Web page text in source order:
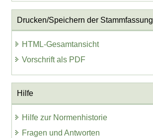
Drucken/Speichern der Stammfassung
HTML-Gesamtansicht
Vorschrift als PDF
Hilfe
Hilfe zur Normenhistorie
Fragen und Antworten